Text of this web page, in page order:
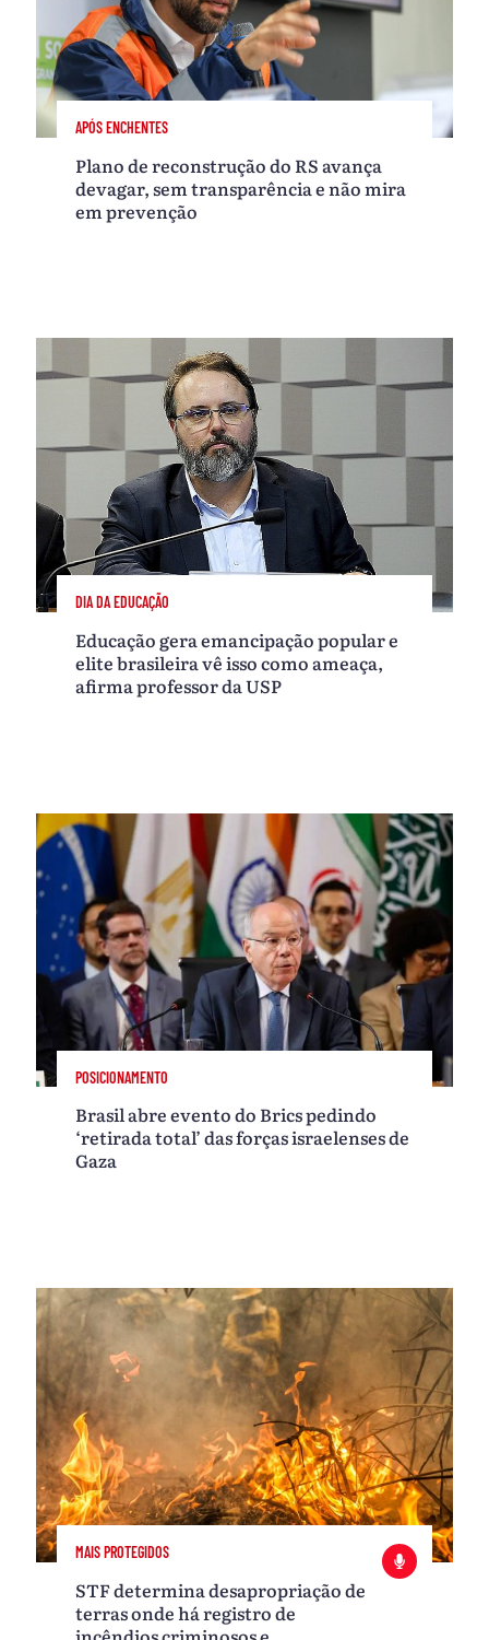
APÓS ENCHENTES
Plano de reconstrução do RS avança
devagar, sem transparência e não mira
em prevenção
DIA DA EDUCAÇÃO
Educação gera emancipação popular e
elite brasileira vê isso como ameaça,
afirma professor da USP
POSICIONAMENTO
Brasil abre evento do Brics pedindo
‘retirada total’ das forças israelenses de
Gaza
MAIS PROTEGIDOS
STF determina desapropriação de
terras onde há registro de